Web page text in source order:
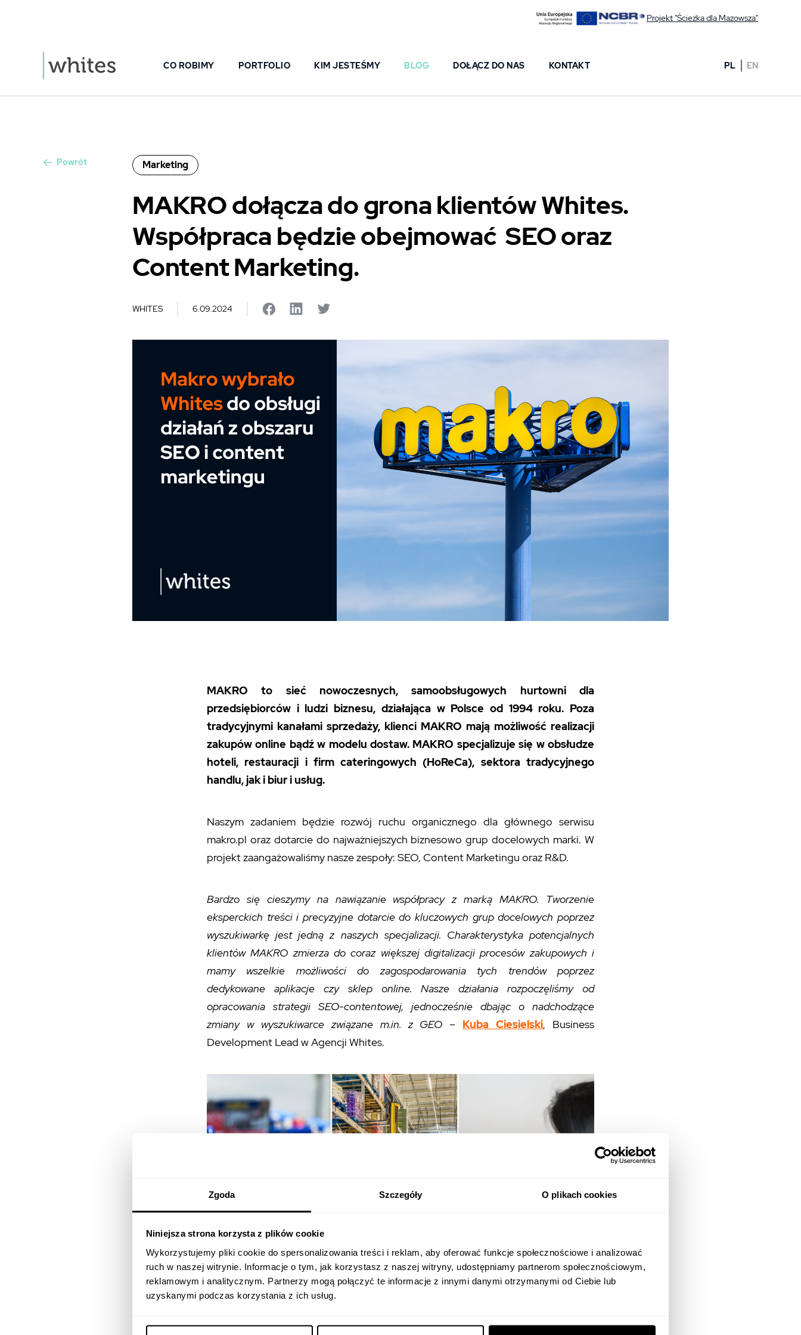
Zgoda Szczegóły O plikach cookies
Niniejsza strona korzysta z plików cookie
Wykorzystujemy pliki cookie do spersonalizowania treści i reklam, aby oferować funkcje społecznościowe i analizować
ruch w naszej witrynie. Informacje o tym, jak korzystasz z naszej witryny, udostępniamy partnerom społecznościowym,
reklamowym i analitycznym. Partnerzy mogą połączyć te informacje z innymi danymi otrzymanymi od Ciebie lub
uzyskanymi podczas korzystania z ich usług.
Projekt "Ścieżka dla Mazowsza"
CO ROBIMY PORTFOLIO KIM JESTEŚMY BLOG DOŁĄCZ DO NAS KONTAKT PL EN
Powrót Marketing
MAKRO dołącza do grona klientów Whites.
Współpraca będzie obejmować SEO oraz
Content Marketing.
WHITES 6.09.2024
MAKRO to sieć nowoczesnych, samoobsługowych hurtowni dla
przedsiębiorców i ludzi biznesu, działająca w Polsce od 1994 roku. Poza
tradycyjnymi kanałami sprzedaży, klienci MAKRO mają możliwość realizacji
zakupów online bądź w modelu dostaw. MAKRO specjalizuje się w obsłudze
hoteli, restauracji i firm cateringowych (HoReCa), sektora tradycyjnego
handlu, jak i biur i usług.
Naszym zadaniem będzie rozwój ruchu organicznego dla głównego serwisu
makro.pl oraz dotarcie do najważniejszych biznesowo grup docelowych marki. W
projekt zaangażowaliśmy nasze zespoły: SEO, Content Marketingu oraz R&D.
Bardzo się cieszymy na nawiązanie współpracy z marką MAKRO. Tworzenie
eksperckich treści i precyzyjne dotarcie do kluczowych grup docelowych poprzez
wyszukiwarkę jest jedną z naszych specjalizacji. Charakterystyka potencjalnych
klientów MAKRO zmierza do coraz większej digitalizacji procesów zakupowych i
mamy wszelkie możliwości do zagospodarowania tych trendów poprzez
dedykowane aplikacje czy sklep online. Nasze działania rozpoczęliśmy od
opracowania strategii SEO-contentowej, jednocześnie dbając o nadchodzące
zmiany w wyszukiwarce związane m.in. z GEO – Kuba Ciesielski, Business
Development Lead w Agencji Whites.